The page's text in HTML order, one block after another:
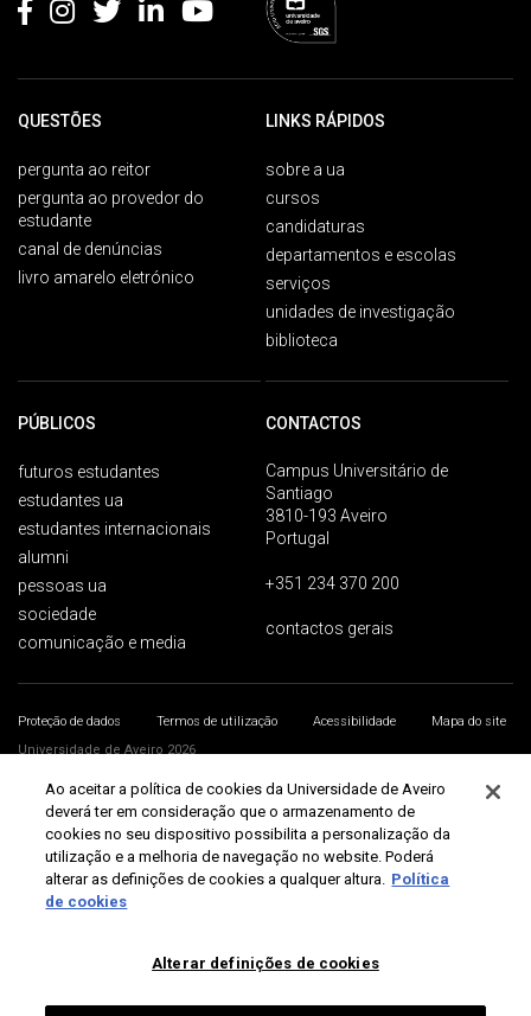
QUESTÕES
pergunta ao reitor
pergunta ao provedor do
estudante
canal de denúncias
livro amarelo eletrónico
LINKS RÁPIDOS
sobre a ua
cursos
candidaturas
departamentos e escolas
serviços
unidades de investigação
biblioteca
PÚBLICOS
futuros estudantes
estudantes ua
estudantes internacionais
alumni
pessoas ua
sociedade
comunicação e media
CONTACTOS
Campus Universitário de
Santiago
3810-193 Aveiro
Portugal
+351 234 370 200
contactos gerais
Proteção de dados Termos de utilização Acessibilidade
Mapa do site
Universidade de Aveiro 2026
Ao aceitar a política de cookies da Universidade de Aveiro
deverá ter em consideração que o armazenamento de
cookies no seu dispositivo possibilita a personalização da
utilização e a melhoria de navegação no website. Poderá
alterar as definições de cookies a qualquer altura. Política
de cookies
Alterar definições de cookies